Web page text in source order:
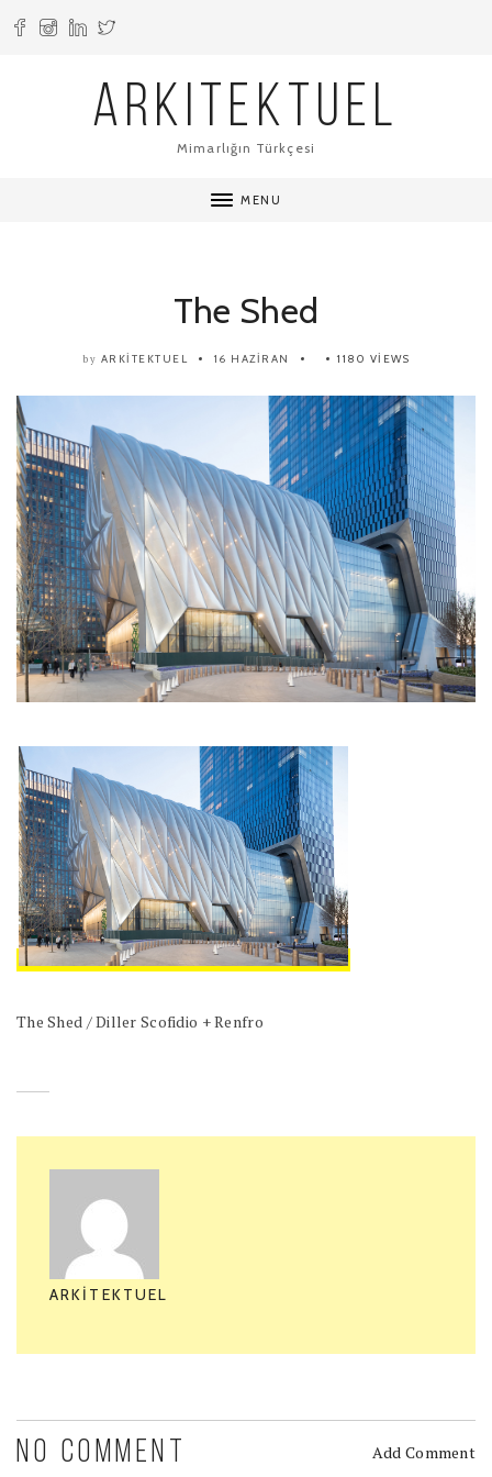
ARKITEKTUEL
Mimarlığın Türkçesi
MENU
The Shed
by ARKITEKTUEL 16 HAZIRAN 1180 VIEWS
The Shed / Diller Scofidio + Renfro
ARKITEKTUEL
NO COMMENT Add Comment